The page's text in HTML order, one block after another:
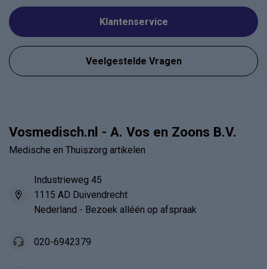
Klantenservice
Veelgestelde Vragen
Vosmedisch.nl - A. Vos en Zoons B.V.
Medische en Thuiszorg artikelen
Industrieweg 45
1115 AD Duivendrecht
Nederland - Bezoek alléén op afspraak
020-6942379